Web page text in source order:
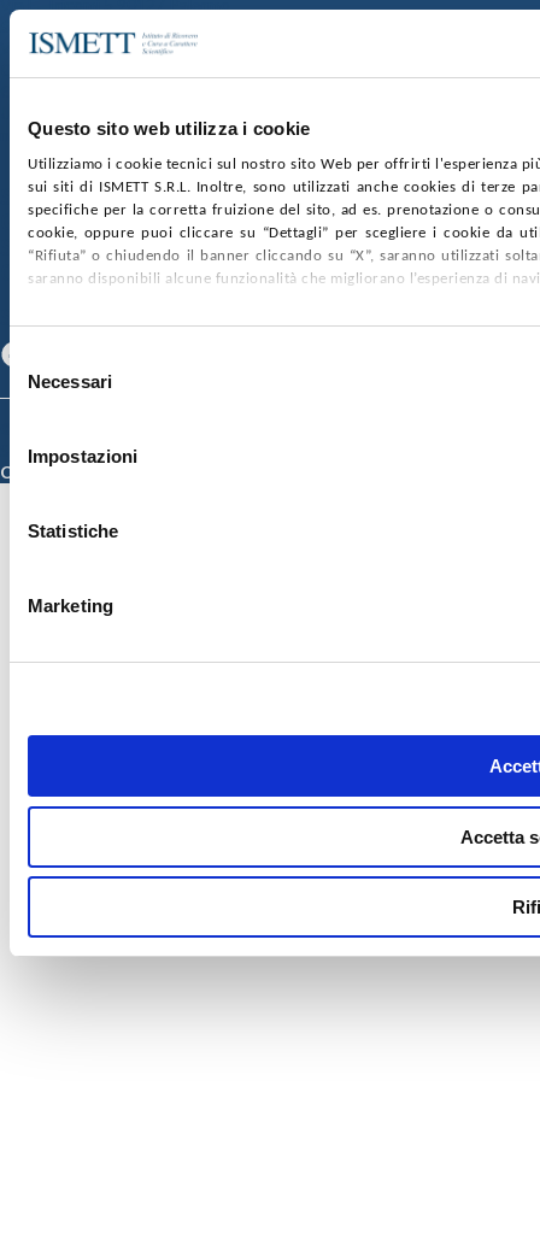
Questo sito web utilizza i cookie
Utilizziamo i cookie tecnici sul nostro sito Web per offrirti l'esperienza
sui siti di ISMETT S.R.L. Inoltre, sono utilizzati anche cookies di terze
specifiche per la corretta fruizione del sito, ad es. prenotazione o
cookie, oppure puoi cliccare su “Dettagli” per scegliere i cookie da
“Rifiuta” o chiudendo il banner cliccando su “X”, saranno utilizzati
saranno disponibili alcune funzionalità che migliorano l’esperienza di
Selezione
delNecessari
Impostazioni
Statistiche
Marketing
Accetta
Via Discesa dei Giudici 4 90133 Palermo
nr. REA PA-201818 P.I. 04544550827
SOCIETÀ TRASPARENTE WHISTLEBLOWING
GARE E CONTRATTIPRIVACYCOOKIE POLICY
SOSTIENICIMAPPA DEL SITOACCESSIBILITÀ
CONTATTI
Specializzazione)
Credits